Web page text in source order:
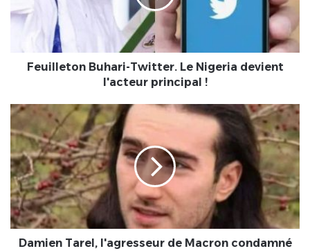
devient
l'acteur
Feuilleton Buhari-Twitter. Le Nigeria devient
l'acteur principal !
Damien
l'agresseur
de
Macron
condamné
à
18
mois
Damien Tarel, l'agresseur de Macron condamné